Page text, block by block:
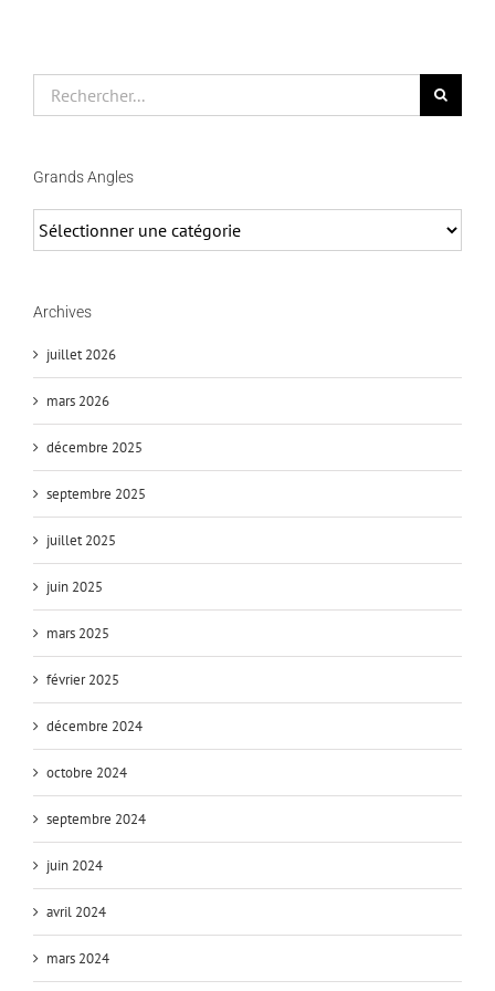
Grands Angles
Angles
Archives
juillet 2026
mars 2026
décembre 2025
septembre 2025
juillet 2025
juin 2025
mars 2025
février 2025
décembre 2024
octobre 2024
septembre 2024
juin 2024
avril 2024
mars 2024